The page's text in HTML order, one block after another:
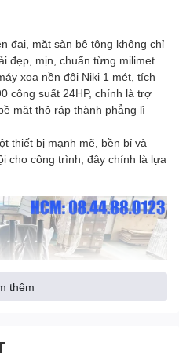
đại, mặt sàn bê tông không chỉ
đẹp, mịn, chuẩn từng milimet.
xoa nền đôi Niki 1 mét, tích
công suất 24HP, chính là trợ
mặt thô ráp thành phẳng lì
thiết bị mạnh mẽ, bền bỉ và
cho công trình, đây chính là lựa
thêm